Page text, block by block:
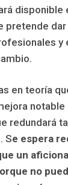
disponible
pretende
en teoría
redundará
Se espera
un
no